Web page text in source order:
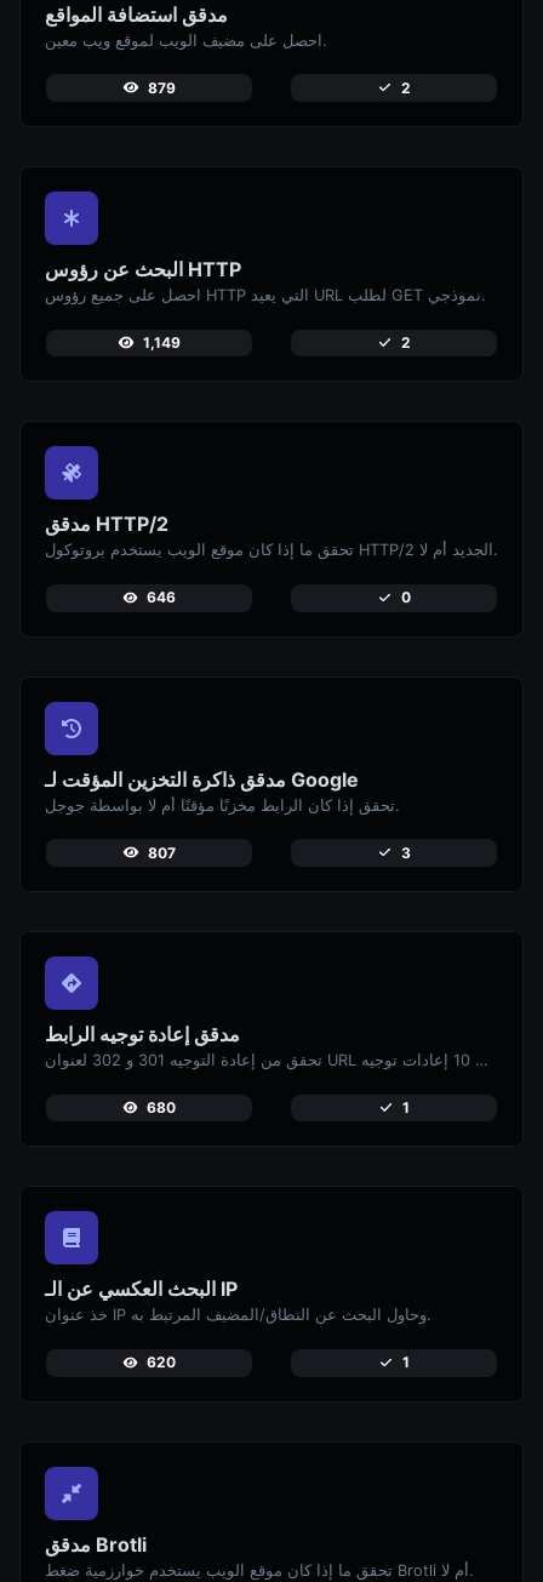
مدقق استضافة المواقع
احصل على مضيف الويب لموقع ويب معين.
879 2
البحث عن رؤوس HTTP
احصل على جميع رؤوس HTTP التي يعيد URL لطلب GET نموذجي.
1,149 2
مدقق HTTP/2
تحقق ما إذا كان موقع الويب يستخدم بروتوكول HTTP/2 الجديد أم لا.
646 0
مدقق ذاكرة التخزين المؤقت لـ Google
تحقق إذا كان الرابط مخزنًا مؤقتًا أم لا بواسطة جوجل.
807 3
مدقق إعادة توجيه الرابط
تحقق من إعادة التوجيه 301 و 302 لعنوان URL محدد. سيتم التحقق من ما يصل إلى 10 إعادات توجيه.
680 1
البحث العكسي عن الـ IP
خذ عنوان IP وحاول البحث عن النطاق/المضيف المرتبط به.
620 1
مدقق Brotli
تحقق ما إذا كان موقع الويب يستخدم خوارزمية ضغط Brotli أم لا.